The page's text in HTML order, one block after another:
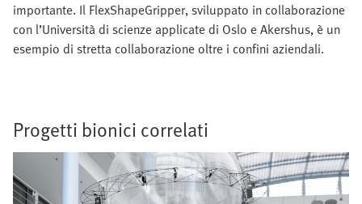
importante. Il FlexShapeGripper, sviluppato in collaborazione
con l’Università di scienze applicate di Oslo e Akershus, è un
esempio di stretta collaborazione oltre i confini aziendali.
Progetti bionici correlati